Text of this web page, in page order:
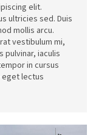
elit.
ultricies sed. Duis
mollis arcu.
vestibulum mi,
pulvinar, iaculis
in cursus
eget lectus